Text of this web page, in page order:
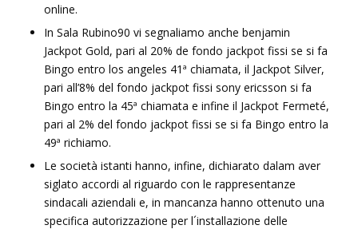
online.
In Sala Rubino90 vi segnaliamo anche benjamin
Jackpot Gold, pari al 20% de fondo jackpot fissi se si fa
Bingo entro los angeles 41ª chiamata, il Jackpot Silver,
pari all’8% del fondo jackpot fissi sony ericsson si fa
Bingo entro la 45ª chiamata e infine il Jackpot Fermeté,
pari al 2% del fondo jackpot fissi se si fa Bingo entro la
49ª richiamo.
Le società istanti hanno, infine, dichiarato dalam aver
siglato accordi al riguardo con le rappresentanze
sindacali aziendali e, in mancanza hanno ottenuto una
specifica autorizzazione per l´installazione delle